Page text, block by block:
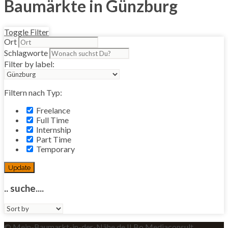
Baumärkte in Günzburg
Toggle Filter
Ort
Schlagworte
Filter by label:
Filtern nach Typ:
Freelance
Full Time
Internship
Part Time
Temporary
Update
.. suche....
Sort